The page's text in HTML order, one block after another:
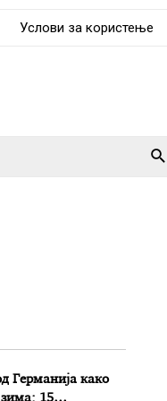
Услови за користење
Германија како
зима: 15